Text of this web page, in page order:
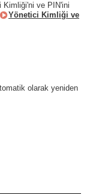
Kimliği'ni ve PIN'ini
Yönetici Kimliği ve
olarak yeniden